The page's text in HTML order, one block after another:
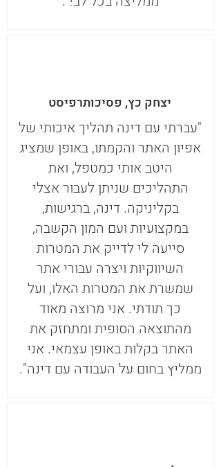
"עברתי עם דינה תהליך איכותי של
אפיון האתר והקמתו, באופן שמציג
היטב אותי כמטפל, ואת
התהליכים שניתן לעבור אצלי
בקליניקה. דינה, ברגישות,
במקצועיות ועם המון הקשבה,
סייעה לי לדייק את המטרות
השיווקיות ויצרה עבורי אתר
שמשרת את המטרות האלו, ועל
כך תודתי. אני מרוצה מאוד
מהתוצאה הסופית ומתחזק את
האתר בקלות באופן עצמאי. אני
ממליץ בחום על העבודה עם דינה".
יצחק כץ, פסיכותרפיסט